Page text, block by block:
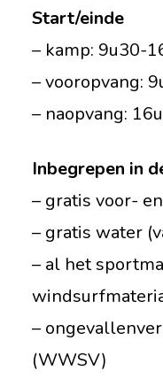
Start/einde
– kamp: 9u30-
– vooropvang:
– naopvang:
Inbegrepen in
– gratis voor-
– gratis water
– al het
–
(WWSV)